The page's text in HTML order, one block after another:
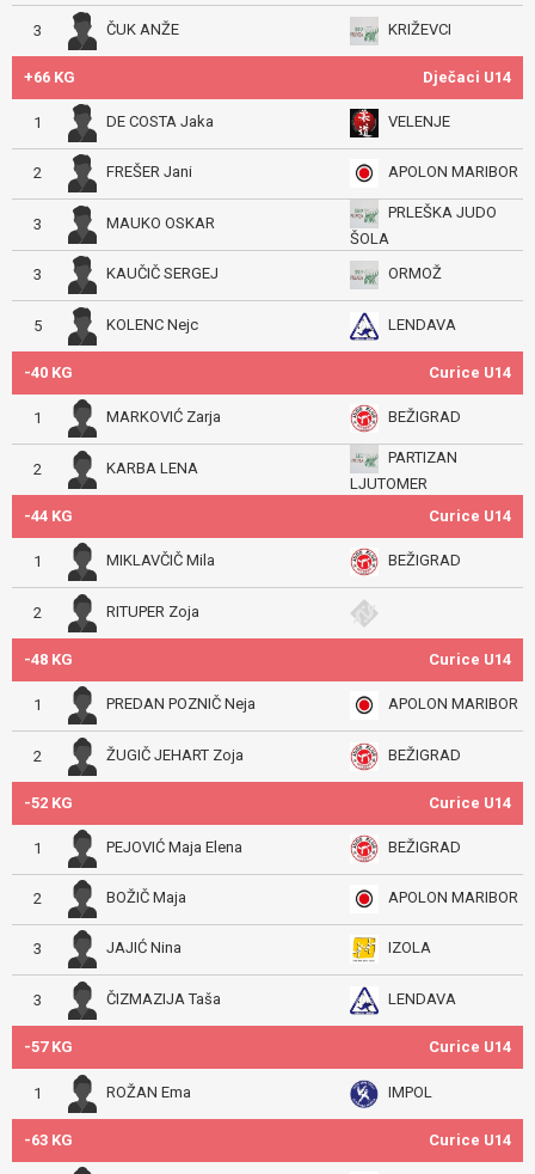
3 ČUK ANŽE KRIŽEVCI
+66 KG Dječaci U14
1 DE COSTA Jaka VELENJE
2 FREŠER Jani APOLON MARIBOR
3 MAUKO OSKAR
PRLEŠKA JUDO
ŠOLA
3
KAUČIČ SERGEJ ORMOŽ
5 KOLENC Nejc LENDAVA
-40 KG Curice U14
1 MARKOVIĆ Zarja BEŽIGRAD
2 KARBA LENA
PARTIZAN
LJUTOMER
-44 KG
Curice U14
1 MIKLAVČIČ Mila BEŽIGRAD
2 RITUPER Zoja
-48 KG Curice U14
1 PREDAN POZNIČ Neja APOLON MARIBOR
2 ŽUGIČ JEHART Zoja BEŽIGRAD
-52 KG Curice U14
1 PEJOVIĆ Maja Elena BEŽIGRAD
2 BOŽIČ Maja APOLON MARIBOR
3 JAJIĆ Nina IZOLA
3 ČIZMAZIJA Taša LENDAVA
-57 KG Curice U14
1 ROŽAN Ema IMPOL
-63 KG Curice U14